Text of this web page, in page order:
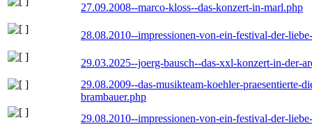
27.09.2008--marco-kloss--das-konzert-in-marl.php
28.08.2010--impressionen-von-ein-festival-der-
29.03.2025--joerg-bausch--das-xxl-konzert-in-der-
29.08.2009--das-musikteam-koehler-praesentierte-
brambauer.php
29.08.2010--impressionen-von-ein-festival-der-